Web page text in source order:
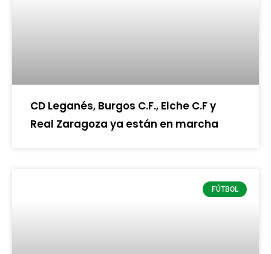
CD Leganés, Burgos C.F., Elche C.F y
Real Zaragoza ya están en marcha
FÚTBOL